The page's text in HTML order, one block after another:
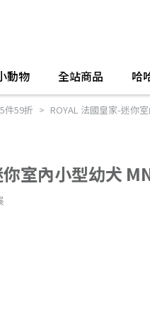
動物 全站商品 哈
件59折 ROYAL 法國皇家-迷你
室內小型幼犬